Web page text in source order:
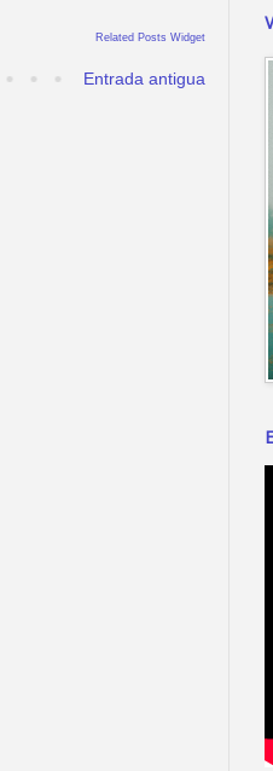
Related Posts Widget
Entrada antigua